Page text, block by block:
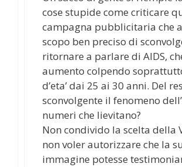
cose stupide come criticare
campagna pubblicitaria che
scopo ben preciso di
ritornare a parlare di AIDS,
aumento colpendo
d’eta’ dai 25 ai 30 anni. Del
sconvolgente il fenomeno
numeri che lievitano?
Non condivido la scelta della
non voler autorizzare che la
immagine potesse